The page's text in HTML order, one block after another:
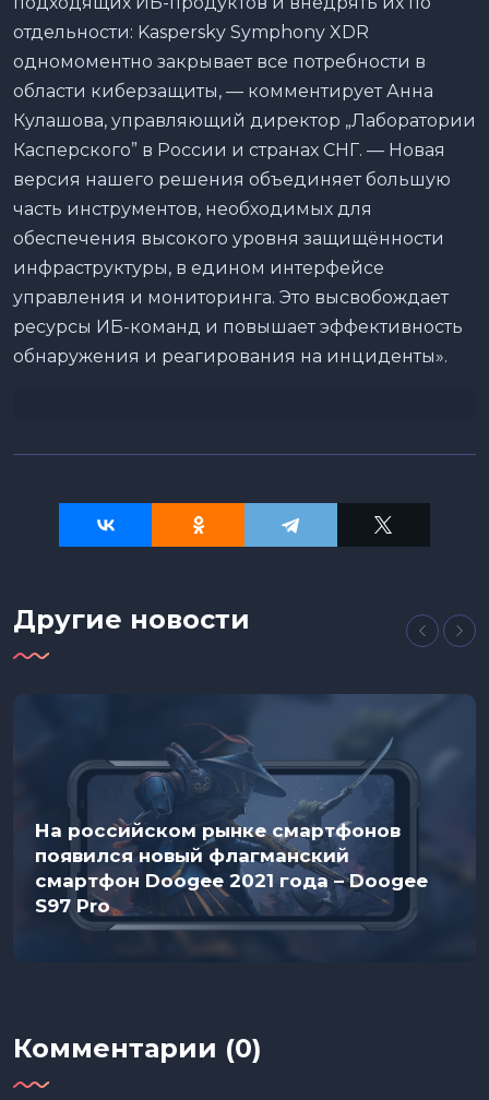
отдельности: Kaspersky Symphony XDR
одномоментно закрывает все потребности в
области киберзащиты, — комментирует Анна
Кулашова, управляющий директор „Лаборатории
Касперского” в России и странах СНГ. — Новая
версия нашего решения объединяет большую
часть инструментов, необходимых для
обеспечения высокого уровня защищённости
инфраструктуры, в едином интерфейсе
управления и мониторинга. Это высвобождает
ресурсы ИБ-команд и повышает эффективность
обнаружения и реагирования на инциденты».
Другие новости
На российском рынке смартфонов
появился новый флагманский
смартфон Doogee 2021 года – Doogee
S97 Pro
Комментарии (0)